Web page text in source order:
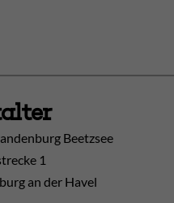
Beetzsee
1
an der Havel